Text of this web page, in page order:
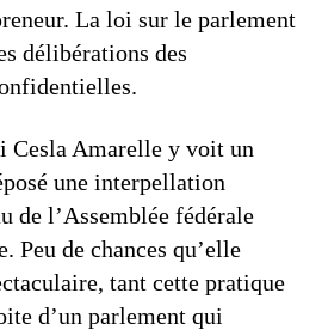
La loi sur le parlement
délibérations des
Cesla Amarelle y voit un
une interpellation
de l’Assemblée fédérale
Peu de chances qu’elle
tant cette pratique
d’un parlement qui